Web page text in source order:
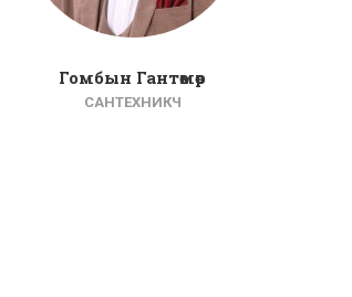
Гомбын Гантөмөр
САНТЕХНИКЧ